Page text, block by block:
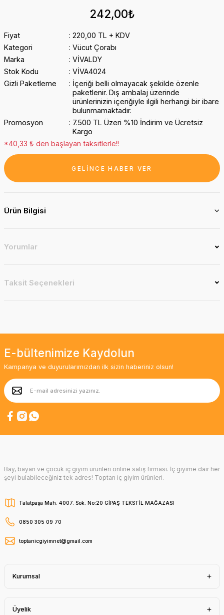
242,00₺
Fiyat
220,00 TL + KDV
Kategori
Vücut Çorabı
Marka
VİVALDY
Stok Kodu
VİVA4024
Gizli Paketleme
İçeriği belli olmayacak şekilde özenle
paketlenir. Dış ambalaj üzerinde
ürünlerinizin içeriğiyle ilgili herhangi bir ibare
bulunmamaktadır.
Promosyon
7.500 TL Üzeri %10 İndirim ve Ücretsiz
Kargo
*40,33 ₺ den başlayan taksitlerle!!
GELİNCE HABER VER
Ürün Bilgisi
Yorumlar
Taksit Seçenekleri
E-bültenimize Kaydolun
Kampanya ve duyurularımızdan ilk sizin haberiniz olsun!
Bay, bayan ve çocuk iç giyim ürünleri online satış firması. İç giyime dair her
şeyi bulabileceğiniz tek adres! Toptan iç giyim ürünleri.
Talatpaşa Mah. 4007. Sok. No:20 GİPAŞ TEKSTİL MAĞAZASI
0850 305 09 70
toptanicgiyimnet@gmail.com
Kurumsal
Üyelik